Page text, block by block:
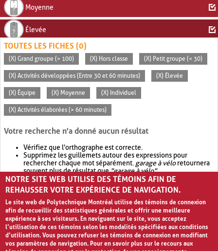
Moyenne
Élevée
TOUTES LES FICHES (0)
(X) Grand groupe (> 100) (X) Hors classe (X) Petit groupe (< 30)
(X) Activités développées (Entre 30 et 60 minutes) (X) Élevée
(X) Équipe (X) Moyenne (X) Individuel
(X) Activités élaborées (> 60 minutes)
Votre recherche n'a donné aucun résultat
Vérifiez que l'orthographe est correcte.
Supprimez les guillemets autour des expressions pour
rechercher chaque mot séparément. garage à véloretournera
souvent plus de résultat que"garage à vélo".
Envisagez d'élargir votre recherche avec OR.garage OR vélo
retournera souvent plus de résultat quegarage à vélo
NOTRE SITE WEB UTILISE DES TÉMOINS AFIN DE
REHAUSSER VOTRE EXPÉRIENCE DE NAVIGATION.
Le site web de Polytechnique Montréal utilise des témoins de connexion
afin de recueillir des statistiques générales et offrir une meilleure
expérience à ses visiteurs. En naviguant sur le site, vous acceptez
l’utilisation de ces témoins selon les modalités spécifiées aux conditions
d’utilisation. Vous pouvez refuser les témoins de connexion en modifiant
vos paramètres de navigation. Pour en savoir plus sur le recours aux